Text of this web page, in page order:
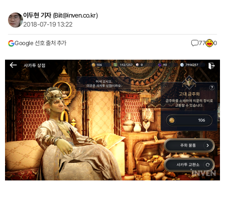
이두현 기자 (Biit@inven.co.kr)
2018-07-19 13:22
Google 선호 출처 추가 77 0